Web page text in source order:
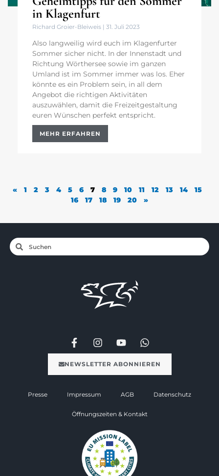
in Klagenfurt
Richard Groier-Bleiweis 31. Juli 2023
Also langweilig wird euch im Klagenfurter
Sommer sicher nicht. In der Innenstadt und
Richtung Wörthersee sowie im ganzen
Umland ist im Sommer immer was los. Eher
könnte es ein Problem sein, in all dem
Angebot die richtigen Aktivitäten
auszuwählen, damit die Freizeitgestaltung
euren Wünschen perfekt entspricht.
MEHR ERFAHREN
« 1 2 3 4 5 6 7 8 9 10 11 12 13 14
15
16
17 18 19 20 »
NEWSLETTER ABONNIEREN
Presse Impressum AGB Datenschutz
Öffnungszeiten & Kontakt